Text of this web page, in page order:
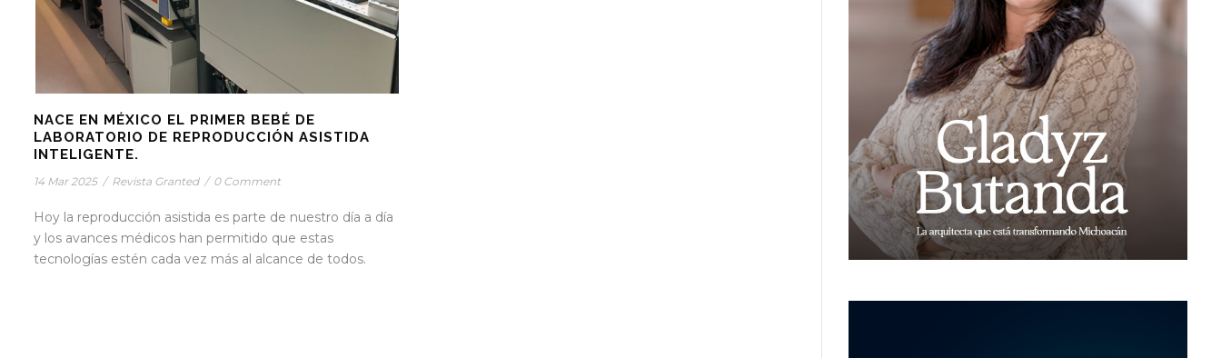
NACE EN MÉXICO EL PRIMER BEBÉ DE
LABORATORIO DE REPRODUCCIÓN ASISTIDA
INTELIGENTE.
14 Mar 2025 / Revista Granted / 0 Comment
Hoy la reproducción asistida es parte de nuestro día a día
y los avances médicos han permitido que estas
tecnologías estén cada vez más al alcance de todos.